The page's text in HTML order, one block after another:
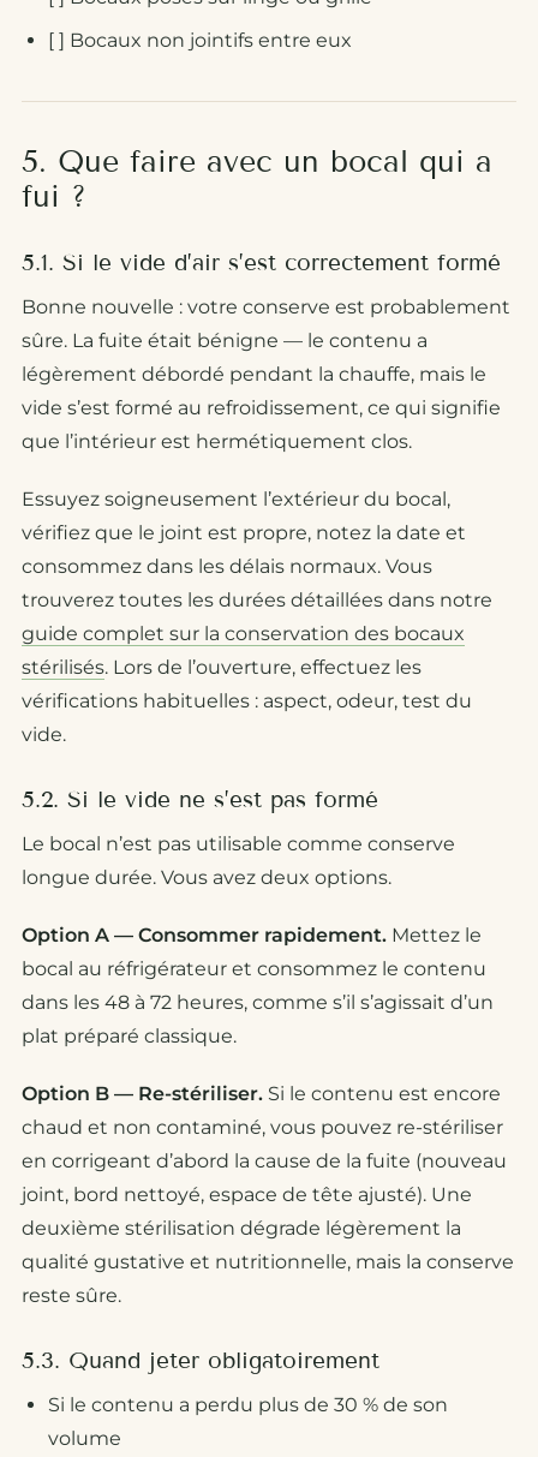
[ ] Bocaux non jointifs entre eux
5. Que faire avec un bocal qui a
fui ?
5.1. Si le vide d’air s’est correctement formé
Bonne nouvelle : votre conserve est probablement
sûre. La fuite était bénigne — le contenu a
légèrement débordé pendant la chauffe, mais le
vide s’est formé au refroidissement, ce qui signifie
que l’intérieur est hermétiquement clos.
Essuyez soigneusement l’extérieur du bocal,
vérifiez que le joint est propre, notez la date et
consommez dans les délais normaux. Vous
trouverez toutes les durées détaillées dans notre
guide complet sur la conservation des bocaux
stérilisés. Lors de l’ouverture, effectuez les
vérifications habituelles : aspect, odeur, test du
vide.
5.2. Si le vide ne s’est pas formé
Le bocal n’est pas utilisable comme conserve
longue durée. Vous avez deux options.
Option A — Consommer rapidement. Mettez le
bocal au réfrigérateur et consommez le contenu
dans les 48 à 72 heures, comme s’il s’agissait d’un
plat préparé classique.
Option B — Re-stériliser. Si le contenu est encore
chaud et non contaminé, vous pouvez re-stériliser
en corrigeant d’abord la cause de la fuite (nouveau
joint, bord nettoyé, espace de tête ajusté). Une
deuxième stérilisation dégrade légèrement la
qualité gustative et nutritionnelle, mais la conserve
reste sûre.
5.3. Quand jeter obligatoirement
Si le contenu a perdu plus de 30 % de son
volume